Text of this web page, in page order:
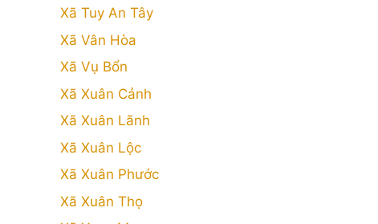
Xã Tuy An Tây
Xã Vân Hòa
Xã Vụ Bổn
Xã Xuân Cảnh
Xã Xuân Lãnh
Xã Xuân Lộc
Xã Xuân Phước
Xã Xuân Thọ